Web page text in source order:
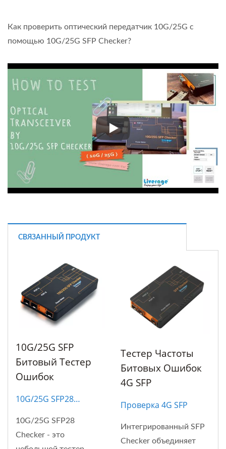
Как проверить оптический передатчик 10G/25G с
помощью 10G/25G SFP Checker?
Как проверить оптический
СВЯЗАННЫЙ ПРОДУКТ
10G/25G SFP
Битовый Тестер
Ошибок
10G/25G SFP28
10G/25G SFP28
Checker - это
Тестер Частоты
Битовых Ошибок
4G SFP
Проверка 4G SFP
Интегрированный SFP
Checker объединяет